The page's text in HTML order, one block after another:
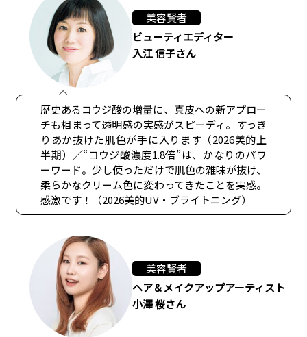
美容賢者
ビューティエディター
入江 信子さん
歴史あるコウジ酸の増量に、真皮への新アプロー
チも相まって透明感の実感がスピーディ。すっき
りあか抜けた肌色が手に入ります（2026美的上
半期）／“コウジ酸濃度1.8倍”は、かなりのパワ
ーワード。少し使っただけで肌色の雑味が抜け、
柔らかなクリーム色に変わってきたことを実感。
感激です！（2026美的UV・ブライトニング）
美容賢者
ヘア＆メイクアップアーティスト
小澤 桜さん